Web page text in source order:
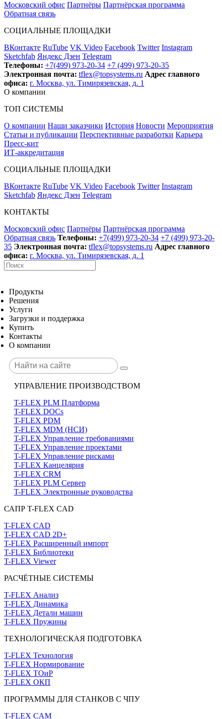
Московский офис Партнёры Партнёрская программа
Обратная связь
СОЦИАЛЬНЫЕ ПЛОЩАДКИ
ВКонтакте RuTube VK Video Facebook Twitter Instagram
Sketchfab Яндекс Дзен Telegram
Телефоны: +7(499) 973-20-34 +7 (499) 973-20-35
Электронная почта: tflex@topsystems.ru Адрес главного
офиса: г. Москва, ул. Тимирязевская, д. 1
О компании
ТОП СИСТЕМЫ
О компании Наши заказчики История Новости Мероприятия
Статьи и публикации Перспективные разработки Карьера
Пресс-кит
ИТ-аккредитация
СОЦИАЛЬНЫЕ ПЛОЩАДКИ
ВКонтакте RuTube VK Video Facebook Twitter Instagram
Sketchfab Яндекс Дзен Telegram
КОНТАКТЫ
Московский офис Партнёры Партнёрская программа
Обратная связь Телефоны: +7(499) 973-20-34 +7 (499) 973-20-
35 Электронная почта: tflex@topsystems.ru Адрес главного
офиса: г. Москва, ул. Тимирязевская, д. 1
Продукты
Решения
Услуги
Загрузки и поддержка
Купить
Контакты
О компании
УПРАВЛЕНИЕ ПРОИЗВОДСТВОМ
T-FLEX PLM Платформа
T-FLEX DOCs
T-FLEX PDM
T-FLEX MDM (НСИ)
T-FLEX Управление требованиями
T-FLEX Управление проектами
T-FLEX Управление рисками
T-FLEX Канцелярия
T-FLEX CRM
T-FLEX PLM Сервер
T-FLEX Электронные руководства
САПР T-FLEX CAD
T-FLEX CAD
T-FLEX CAD 2D+
T-FLEX Расширенный импорт
T-FLEX Библиотеки
T-FLEX Viewer
РАСЧЁТНЫЕ СИСТЕМЫ
T-FLEX Анализ
T-FLEX Динамика
T-FLEX Детали машин
T-FLEX Пружины
ТЕХНОЛОГИЧЕСКАЯ ПОДГОТОВКА
T-FLEX Технология
T-FLEX Нормирование
T-FLEX ТОиР
T-FLEX ОКП
ПРОГРАММЫ ДЛЯ СТАНКОВ С ЧПУ
T-FLEX CAM